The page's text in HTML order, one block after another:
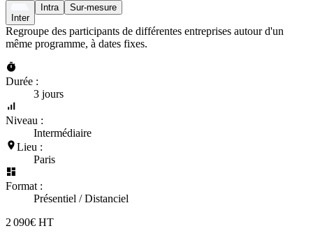
Inter
Intra Sur-mesure
Regroupe des participants de différentes entreprises autour d'un
même programme, à dates fixes.
Durée :
3 jours
Niveau :
Intermédiaire
Lieu :
Paris
Format :
Présentiel / Distanciel
2 090€ HT